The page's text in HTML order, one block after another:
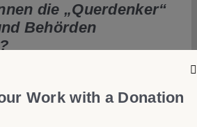
die „Querdenker“
Behörden
in einer Zeit der harten
Work with a Donation